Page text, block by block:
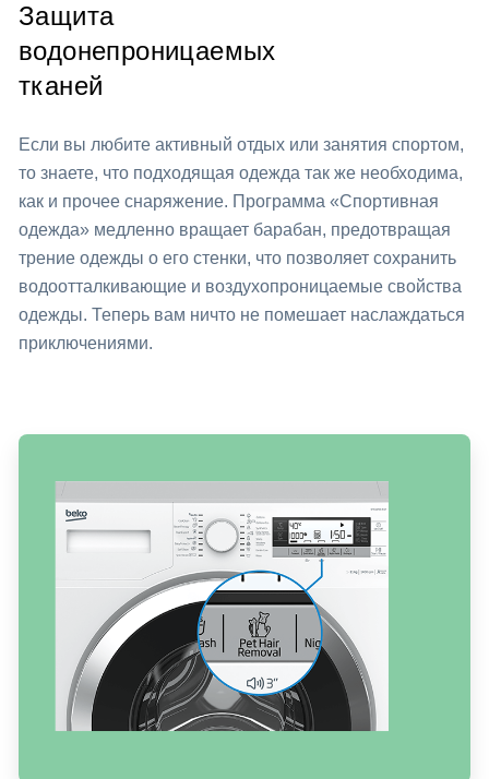
Защита
водонепроницаемых
тканей
Если вы любите активный отдых или занятия спортом,
то знаете, что подходящая одежда так же необходима,
как и прочее снаряжение. Программа «Спортивная
одежда» медленно вращает барабан, предотвращая
трение одежды о его стенки, что позволяет сохранить
водоотталкивающие и воздухопроницаемые свойства
одежды. Теперь вам ничто не помешает наслаждаться
приключениями.